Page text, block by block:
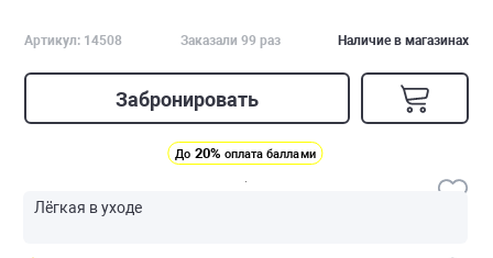
Артикул: 14508 Заказали 99 раз Наличие в магазинах
Забронировать
До 20% оплата баллами
Лёгкая в уходе